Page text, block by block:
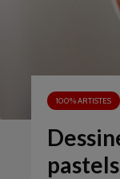
100% ARTISTES